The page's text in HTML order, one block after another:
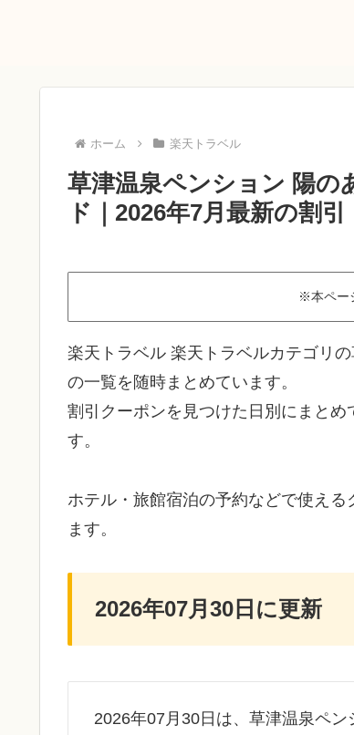
ホーム 楽天トラベル
草津温泉ペンション 陽の
ド｜2026年7月最新の割
※本ペー
楽天トラベル 楽天トラベルカテゴリ
の一覧を随時まとめています。
割引クーポンを見つけた日別にまと
す。
ホテル・旅館宿泊の予約などで使え
ます。
2026年07月30日に更新
2026年07月30日は、草津温泉ペ